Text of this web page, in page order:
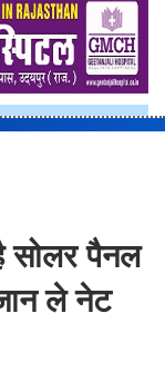
सोलर पैनल
ले नेट